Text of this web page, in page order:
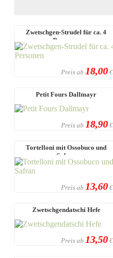
Zwetschgen-Strudel für ca. 4
Personen
Preis ab 18,00 €
Petit Fours Dallmayr
Preis ab 18,90 €
Tortelloni mit Ossobuco und
Safran
Preis ab 13,60 €
Zwetschgendatschi Hefe
Preis ab 13,50 €